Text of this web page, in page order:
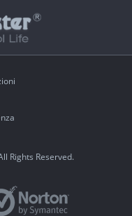
Rights Reserved.